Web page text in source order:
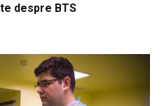
despre BTS